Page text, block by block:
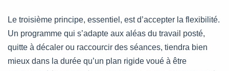
Le troisième principe, essentiel, est d’accepter la flexibilité.
Un programme qui s’adapte aux aléas du travail posté,
quitte à décaler ou raccourcir des séances, tiendra bien
mieux dans la durée qu’un plan rigide voué à être